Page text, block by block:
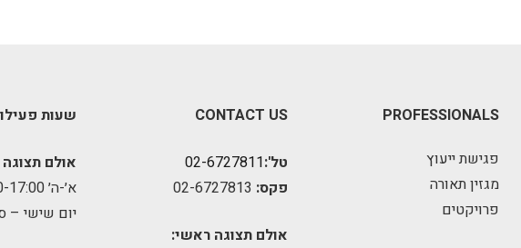
PROFESSIONALS
פגישת ייעוץ
מגזין תאורה
פרויקטים
CONTACT US
טל':02-6727811
פקס:
אולם תצוגה ראשי:
שעות
אולם
א׳-ה׳ 09:00-17:00
יום שישי –